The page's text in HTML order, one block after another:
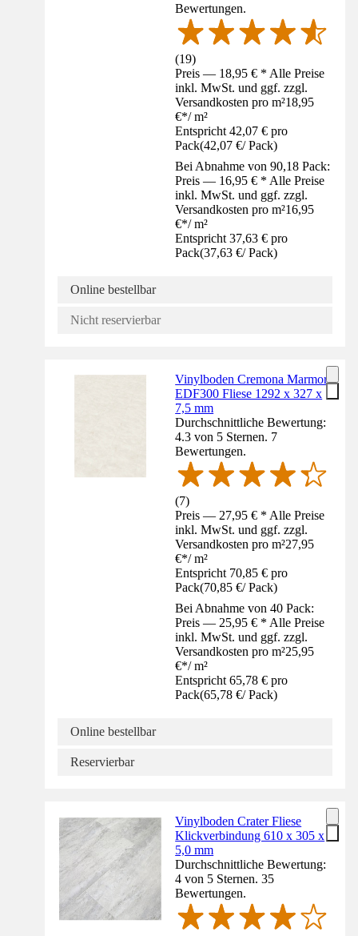
Bewertungen.
(19)
Preis — 18,95 € * Alle Preise
inkl. MwSt. und ggf. zzgl.
Versandkosten pro m²18,95
€*/ m²
Entspricht 42,07 € pro
Pack(42,07 €/ Pack)
Bei Abnahme von 90,18 Pack:
Preis — 16,95 € * Alle Preise
inkl. MwSt. und ggf. zzgl.
Versandkosten pro m²16,95
€*/ m²
Entspricht 37,63 € pro
Pack(37,63 €/ Pack)
Online bestellbar
Nicht reservierbar
Vinylboden Cremona Marmor
EDF300 Fliese 1292 x 327 x
7,5 mm
Durchschnittliche Bewertung:
4.3 von 5 Sternen. 7
Bewertungen.
(7)
Preis — 27,95 € * Alle Preise
inkl. MwSt. und ggf. zzgl.
Versandkosten pro m²27,95
€*/ m²
Entspricht 70,85 € pro
Pack(70,85 €/ Pack)
Bei Abnahme von 40 Pack:
Preis — 25,95 € * Alle Preise
inkl. MwSt. und ggf. zzgl.
Versandkosten pro m²25,95
€*/ m²
Entspricht 65,78 € pro
Pack(65,78 €/ Pack)
Online bestellbar
Reservierbar
Vinylboden Crater Fliese
Klickverbindung 610 x 305 x
5,0 mm
Durchschnittliche Bewertung:
4 von 5 Sternen. 35
Bewertungen.